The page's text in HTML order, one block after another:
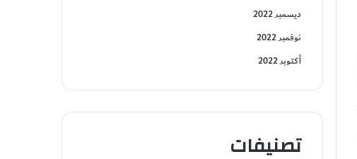
ديسمبر 2022
نوفمبر 2022
أكتوبر 2022
تصنيفات